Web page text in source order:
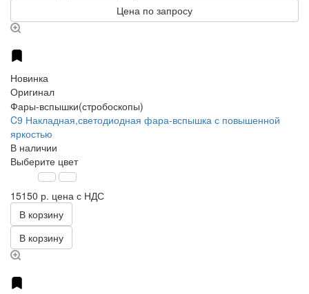
Цена по запросу
Новинка
Оригинал
Фары-вспышки(стробоскопы)
C9 Накладная,светодиодная фара-вспышка с повышенной
яркостью
В наличии
Выберите цвет
15150 р. цена с НДС
В корзину
В корзину